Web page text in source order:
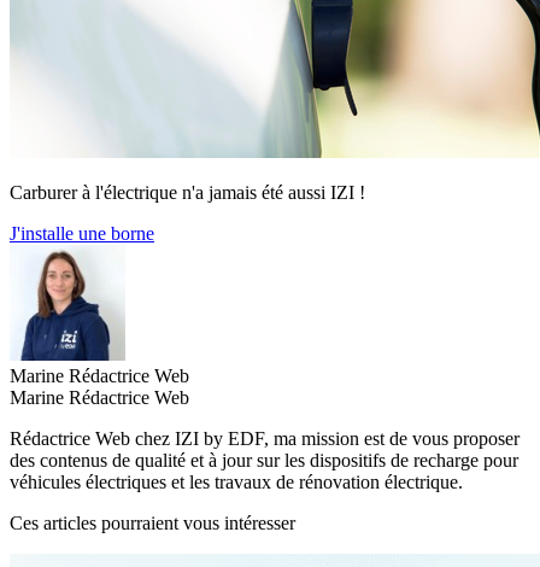
Carburer à l'électrique n'a jamais été aussi IZI !
J'installe une borne
Marine Rédactrice Web
Marine Rédactrice Web
Rédactrice Web chez IZI by EDF, ma mission est de vous proposer
des contenus de qualité et à jour sur les dispositifs de recharge pour
véhicules électriques et les travaux de rénovation électrique.
Ces articles pourraient vous intéresser